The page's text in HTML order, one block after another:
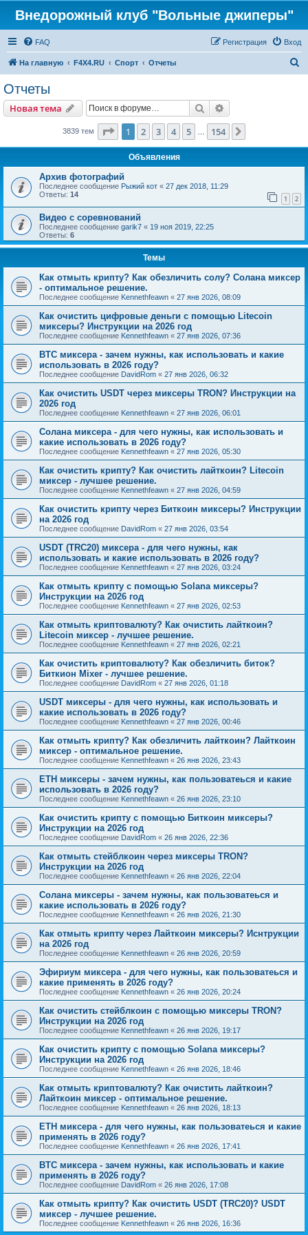
Внедорожный клуб "Вольные джиперы"
FAQ Вход
Регистрация
На главную F4X4.RU Спорт Отчеты
Отчеты
Новая тема Поиск
3839 тем Страница из 154
1 2 3 4 5 154
Объявления
Архив фотографий
Последнее сообщение Рыжий кот « 27 дек 2018, 11:29
Ответы: 14 1 2
Видео с соревнований
Последнее сообщение garik7 « 19 ноя 2019, 22:25
Ответы: 6
Темы
Как отмыть крипту? Как обезличить солу? Солана миксер
- оптимальное решение.
Последнее сообщение Kennethfeawn « 27 янв 2026, 08:09
Как очистить цифровые деньги с помощью Litecoin
миксеры? Инструкции на 2026 год
Последнее сообщение Kennethfeawn « 27 янв 2026, 07:36
BTC миксера - зачем нужны, как использовать и какие
использовать в 2026 году?
Последнее сообщение DavidRom « 27 янв 2026, 06:32
Как очистить USDT через миксеры TRON? Инструкции на
2026 год
Последнее сообщение Kennethfeawn « 27 янв 2026, 06:01
Солана миксера - для чего нужны, как использовать и
какие использовать в 2026 году?
Последнее сообщение Kennethfeawn « 27 янв 2026, 05:30
Как очистить крипту? Как очистить лайткоин? Litecoin
миксер - лучшее решение.
Последнее сообщение Kennethfeawn « 27 янв 2026, 04:59
Как очистить крипту через Биткоин миксеры? Инструкции
на 2026 год
Последнее сообщение DavidRom « 27 янв 2026, 03:54
USDT (TRC20) миксера - для чего нужны, как
использовать и какие использовать в 2026 году?
Последнее сообщение Kennethfeawn « 27 янв 2026, 03:24
Как отмыть крипту с помощью Solana миксеры?
Инструкции на 2026 год
Последнее сообщение Kennethfeawn « 27 янв 2026, 02:53
Как отмыть криптовалюту? Как очистить лайткоин?
Litecoin миксер - лучшее решение.
Последнее сообщение Kennethfeawn « 27 янв 2026, 02:21
Как очистить криптовалюту? Как обезличить биток?
Биткион Mixer - лучшее решение.
Последнее сообщение DavidRom « 27 янв 2026, 01:18
USDT миксеры - для чего нужны, как использовать и
какие использовать в 2026 году?
Последнее сообщение Kennethfeawn « 27 янв 2026, 00:46
Как отмыть крипту? Как обезличить лайткоин? Лайткоин
миксер - оптимальное решение.
Последнее сообщение Kennethfeawn « 26 янв 2026, 23:43
ETH миксеры - зачем нужны, как пользоватеься и какие
использовать в 2026 году?
Последнее сообщение Kennethfeawn « 26 янв 2026, 23:10
Как очистить крипту с помощью Биткоин миксеры?
Инструкции на 2026 год
Последнее сообщение DavidRom « 26 янв 2026, 22:36
Как отмыть стейблкоин через миксеры TRON?
Инструкции на 2026 год
Последнее сообщение Kennethfeawn « 26 янв 2026, 22:04
Солана миксеры - зачем нужны, как пользоватеься и
какие использовать в 2026 году?
Последнее сообщение Kennethfeawn « 26 янв 2026, 21:30
Как отмыть крипту через Лайткоин миксеры? Иснтрукции
на 2026 год
Последнее сообщение Kennethfeawn « 26 янв 2026, 20:59
Эфириум миксера - для чего нужны, как пользоватеься и
какие применять в 2026 году?
Последнее сообщение Kennethfeawn « 26 янв 2026, 20:24
Как очистить стейблкоин с помощью миксеры TRON?
Инструкции на 2026 год
Последнее сообщение Kennethfeawn « 26 янв 2026, 19:17
Как очистить крипту с помощью Solana миксеры?
Инструкции на 2026 год
Последнее сообщение Kennethfeawn « 26 янв 2026, 18:46
Как отмыть криптовалюту? Как очистить лайткоин?
Лайткоин миксер - оптимальное решение.
Последнее сообщение Kennethfeawn « 26 янв 2026, 18:13
ETH миксера - для чего нужны, как пользоватеься и какие
применять в 2026 году?
Последнее сообщение Kennethfeawn « 26 янв 2026, 17:41
BTC миксера - зачем нужны, как использовать и какие
применять в 2026 году?
Последнее сообщение DavidRom « 26 янв 2026, 17:08
Как отмыть крипту? Как очистить USDT (TRC20)? USDT
миксер - лучшее решение.
Последнее сообщение Kennethfeawn « 26 янв 2026, 16:36